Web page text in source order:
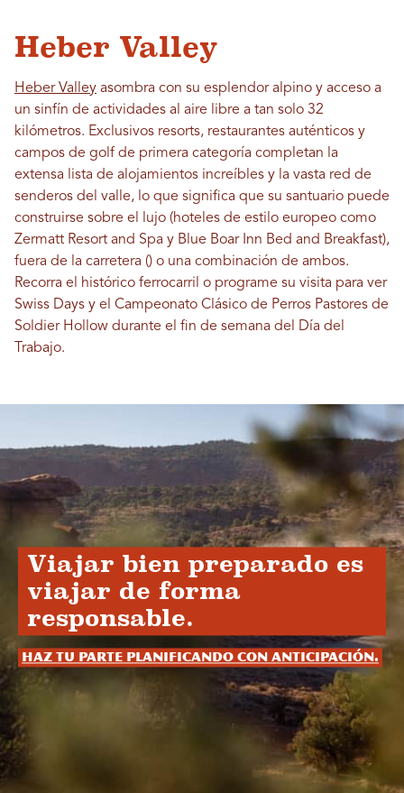
Heber Valley
Heber Valley asombra con su esplendor alpino y acceso a
un sinfín de actividades al aire libre a tan solo 32
kilómetros. Exclusivos resorts, restaurantes auténticos y
campos de golf de primera categoría completan la
extensa lista de alojamientos increíbles y la vasta red de
senderos del valle, lo que significa que su santuario puede
construirse sobre el lujo (hoteles de estilo europeo como
Zermatt Resort and Spa y Blue Boar Inn Bed and Breakfast),
fuera de la carretera () o una combinación de ambos.
Recorra el histórico ferrocarril o programe su visita para ver
Swiss Days y el Campeonato Clásico de Perros Pastores de
Soldier Hollow durante el fin de semana del Día del
Trabajo.
Viajar bien preparado es
viajar de forma
responsable.
Haz tu parte planificando con anticipación.